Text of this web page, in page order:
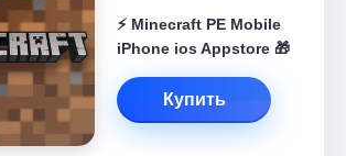
⚡️ Minecraft PE Mobile
iPhone ios Appstore 🎁
Купить